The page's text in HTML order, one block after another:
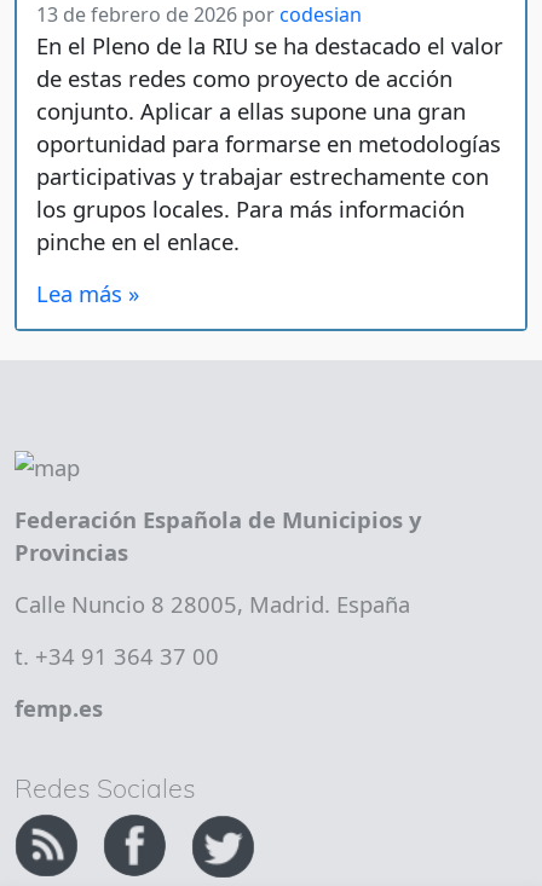
13 de febrero de 2026 por codesian
En el Pleno de la RIU se ha destacado el valor
de estas redes como proyecto de acción
conjunto. Aplicar a ellas supone una gran
oportunidad para formarse en metodologías
participativas y trabajar estrechamente con
los grupos locales. Para más información
pinche en el enlace.
Lea más »
Federación Española de Municipios y
Provincias
Calle Nuncio 8 28005, Madrid. España
t. +34 91 364 37 00
femp.es
Redes Sociales